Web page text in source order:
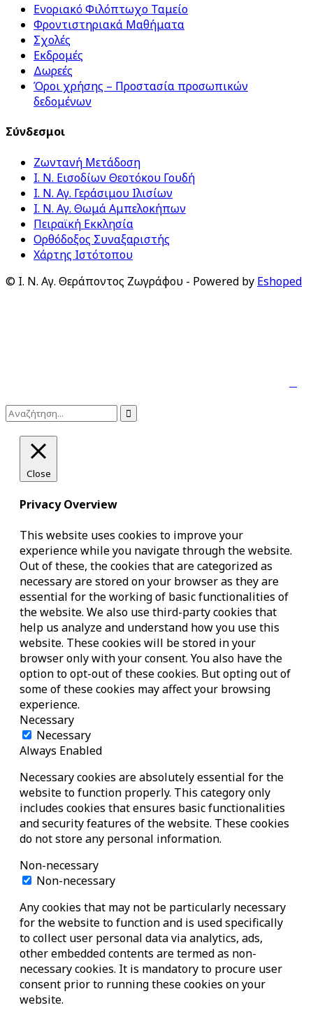
Ενοριακό Φιλόπτωχο Ταμείο
Φροντιστηριακά Μαθήματα
Σχολές
Εκδρομές
Δωρεές
Όροι χρήσης – Προστασία προσωπικών
δεδομένων
Σύνδεσμοι
Ζωντανή Μετάδοση
Ι. Ν. Εισοδίων Θεοτόκου Γουδή
Ι. Ν. Αγ. Γεράσιμου Ιλισίων
Ι. Ν. Αγ. Θωμά Αμπελοκήπων
Πειραϊκή Εκκλησία
Ορθόδοξος Συναξαριστής
Χάρτης Ιστότοπου
© Ι. Ν. Αγ. Θεράποντος Ζωγράφου - Powered by Eshoped

Close
Privacy Overview
This website uses cookies to improve your
experience while you navigate through the website.
Out of these, the cookies that are categorized as
necessary are stored on your browser as they are
essential for the working of basic functionalities of
the website. We also use third-party cookies that
help us analyze and understand how you use this
website. These cookies will be stored in your
browser only with your consent. You also have the
option to opt-out of these cookies. But opting out of
some of these cookies may affect your browsing
experience.
Necessary
Necessary
Always Enabled
Necessary cookies are absolutely essential for the
website to function properly. This category only
includes cookies that ensures basic functionalities
and security features of the website. These cookies
do not store any personal information.
Non-necessary
Non-necessary
Any cookies that may not be particularly necessary
for the website to function and is used specifically
to collect user personal data via analytics, ads,
other embedded contents are termed as non-
necessary cookies. It is mandatory to procure user
consent prior to running these cookies on your
website.